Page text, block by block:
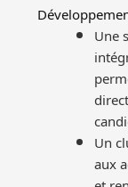
Une
Un
aux